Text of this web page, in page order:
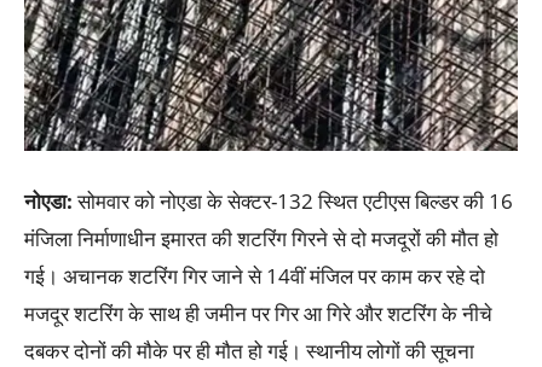
नोएडा:सोमवार को नोएडा के सेक्टर-132 स्थित एटीएस बिल्डर की 16
मंजिला निर्माणाधीन इमारत की शटरिंग गिरने से दो मजदूरों की मौत हो
गई। अचानक शटरिंग गिर जाने से 14वीं मंजिल पर काम कर रहे दो
मजदूर शटरिंग के साथ ही जमीन पर गिर आ गिरे और शटरिंग के नीचे
दबकर दोनों की मौके पर ही मौत हो गई। स्थानीय लोगों की सूचना